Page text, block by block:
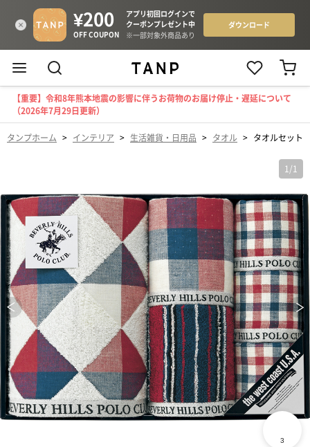
【重要】令和8年熊本地震の影響に伴うお荷物のお届け停止・遅延について
（2026年7月29日更新）
タンプホーム > インテリア > 生活雑貨・日用品 > タオル > タオルセット
1 /1